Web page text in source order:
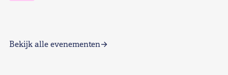
Bekijk alle evenementen